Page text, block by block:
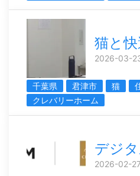
猫と
2026-03-
千葉県 君津市 猫
クレバリーホーム
デジ
2026-02-